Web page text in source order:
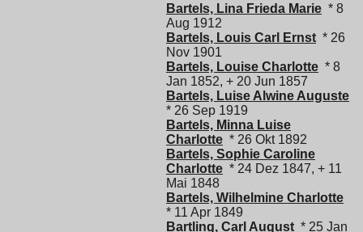
Bartels, Lina Frieda Marie * 8
Aug 1912
Bartels, Louis Carl Ernst * 26
Nov 1901
Bartels, Louise Charlotte * 8
Jan 1852, + 20 Jun 1857
Bartels, Luise Alwine Auguste
* 26 Sep 1919
Bartels, Minna Luise
Charlotte * 26 Okt 1892
Bartels, Sophie Caroline
Charlotte * 24 Dez 1847, + 11
Mai 1848
Bartels, Wilhelmine Charlotte
* 11 Apr 1849
Bartling, Carl August * 25 Jan